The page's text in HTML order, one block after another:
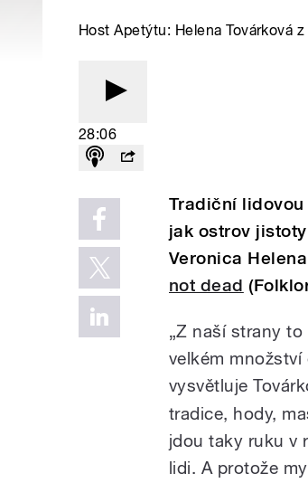
Host Apetýtu: Helena Továrková
28:06
Tradiční
jak ostrov
Veronica
not dead
„Z naší strany
velkém množství
vysvětluje
tradice, hody,
jdou taky ruku v
lidi. A protože